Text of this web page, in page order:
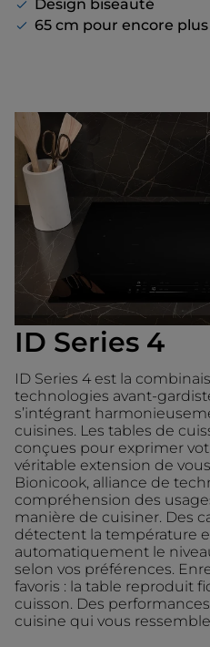
Design biseauté
65 cm pour encore plus
ID Series 4
ID Series 4 est la
technologies avant-
s’intégrant
cuisines. Les tables de
conçues pour exprimer
véritable extension de
Bionicook, alliance de
compréhension des
manière de cuisiner. Des
détectent la température
automatiquement le
selon vos préférences.
favoris : la table reproduit
cuisson. Des
cuisine qui vous